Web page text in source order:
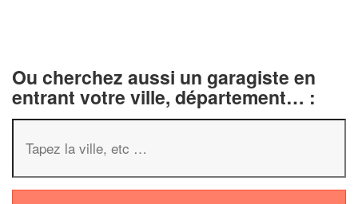
Ou cherchez aussi un garagiste en
entrant votre ville, département… :
✕
Vous